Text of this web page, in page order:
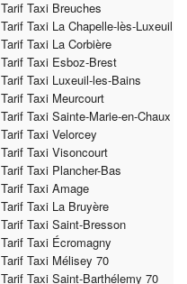
Tarif Taxi Breuches
Tarif Taxi La Chapelle-lès-Luxeuil
Tarif Taxi La Corbière
Tarif Taxi Esboz-Brest
Tarif Taxi Luxeuil-les-Bains
Tarif Taxi Meurcourt
Tarif Taxi Sainte-Marie-en-Chaux
Tarif Taxi Velorcey
Tarif Taxi Visoncourt
Tarif Taxi Plancher-Bas
Tarif Taxi Amage
Tarif Taxi La Bruyère
Tarif Taxi Saint-Bresson
Tarif Taxi Écromagny
Tarif Taxi Mélisey 70
Tarif Taxi Saint-Barthélemy 70